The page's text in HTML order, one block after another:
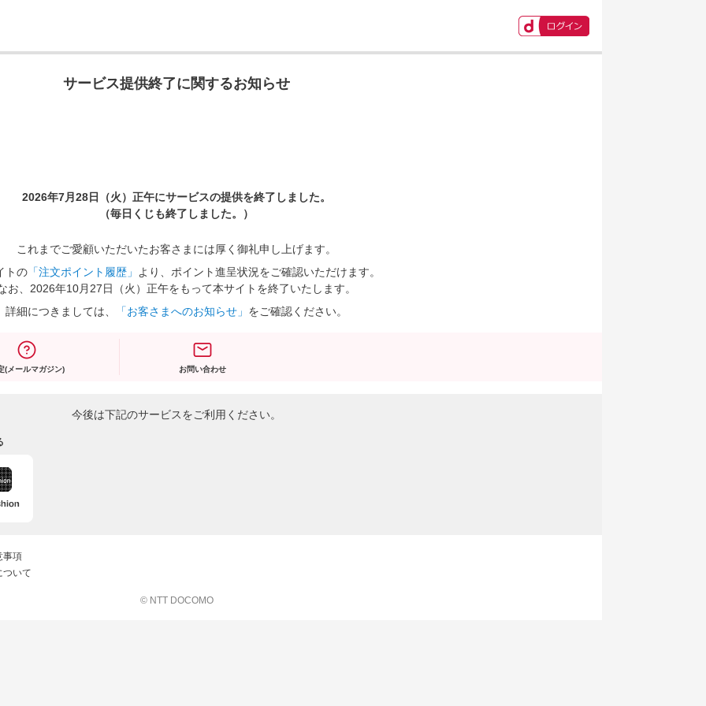
サービス提供終了に関するお知らせ
2026年7月28日（火）正午にサービスの提供を終了しました。
（毎日くじも終了しました。）
これまでご愛顧いただいたお客さまには厚く御礼申し上げます。
トの 「注文ポイント履歴」
より、ポイント進呈状況をご確認いただけます。
お、2026年10月27日（火）正午をもって本サイトを終了いたします。
詳細につきましては、
「お客さまへのお知らせ」 をご確認ください。
(メールマガジン) お問い合わせ
今後は下記のサービスをご利用ください。
事項
ついて
© NTT DOCOMO